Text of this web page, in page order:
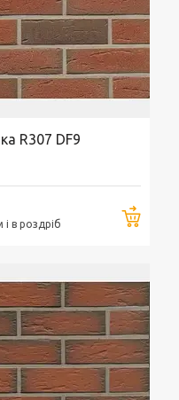
R307 DF9
в роздріб